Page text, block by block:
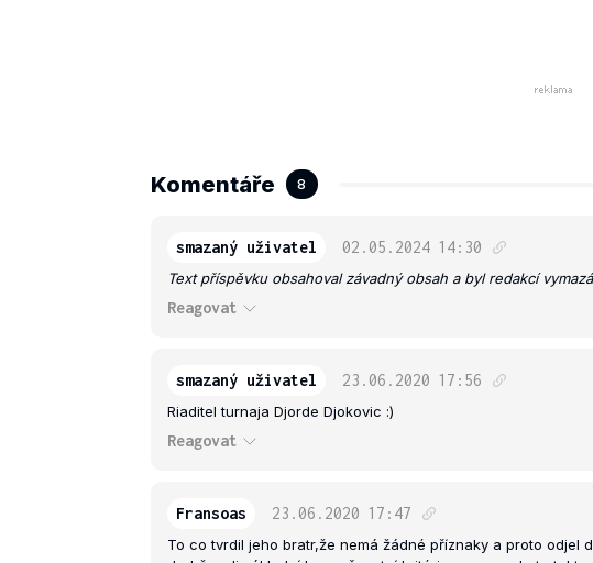
Komentáře 8
smazaný uživatel 02.05.2024 14:30
Text příspěvku obsahoval závadný obsah a byl redakcí
Reagovat
smazaný uživatel 23.06.2020 17:56
Riaditel turnaja Djorde Djokovic :)
Reagovat
Fransoas 23.06.2020 17:47
To co tvrdil jeho bratr,že nemá žádné příznaky a proto odjel